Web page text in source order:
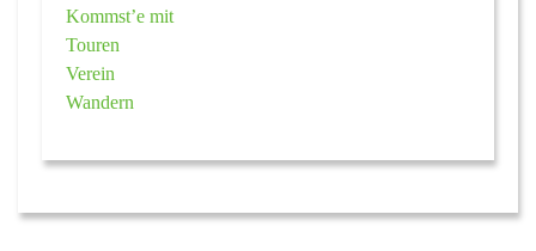
Kommst’e mit
Touren
Verein
Wandern